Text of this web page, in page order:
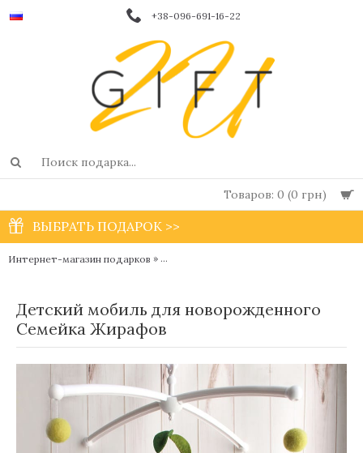
+38-096-691-16-22
Товаров: 0 (0 грн)
ВЫБРАТЬ ПОДАРОК >>
Интернет-магазин подарков » Детские подвесные игрушки - мобили
Детский мобиль для новорожденного
Семейка Жирафов